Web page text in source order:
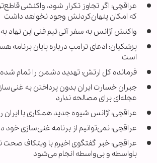
عراقچی: اگر تجاوز تکرار شود، واکنشی
که امکان پنهان‌کردنش وجود نخواهد داشت
واکنش آژانس به سفر آتی تیم فنی این نهاد به
پزشکیان: ادعای ترامپ درباره پایان برنامه
است
فرمانده کل ارتش: تهدید دشمن را تمام
جبران خسارت ایران بدون پرداختن به
عجله‌ای برای مصالحه ندارد
عراقچی: آژانس شیوه جدید همکاری با ایران
عراقچی: نمی‌توانیم از برنامه غنی‌سازی
عراقچی: خبر گفتگوی اخیرم با ویتکاف صحت
باواسطه و بی‌واسطه انجام می‌شود